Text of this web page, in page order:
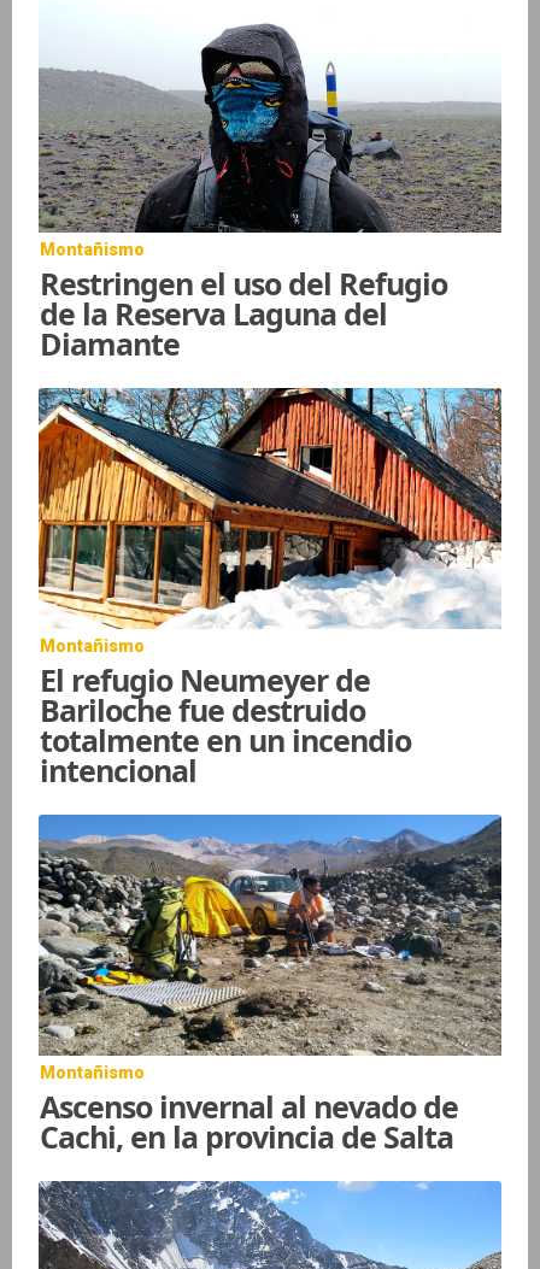
Montañismo
Restringen el uso del Refugio
de la Reserva Laguna del
Diamante
Montañismo
El refugio Neumeyer de
Bariloche fue destruido
totalmente en un incendio
intencional
Montañismo
Ascenso invernal al nevado de
Cachi, en la provincia de Salta